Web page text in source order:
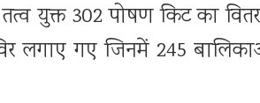
युक्त 302 पोषण किट का
लगाए गए जिनमें 245